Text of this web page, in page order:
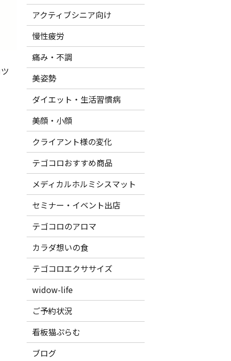
アクティブシニア向け
慢性疲労
痛み・不調
美姿勢
ダイエット・生活習慣病
美顔・小顔
クライアント様の変化
テゴコロおすすめ商品
メディカルホルミシスマット
セミナー・イベント出店
テゴコロのアロマ
カラダ想いの食
テゴコロエクササイズ
widow-life
ご予約状況
看板猫ぷらむ
ブログ